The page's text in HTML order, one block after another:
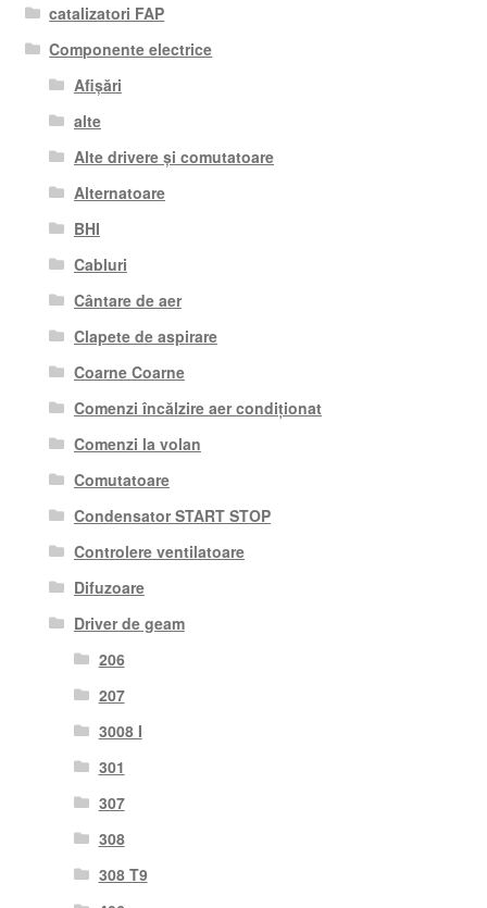
catalizatori FAP
Componente electrice
Afișări
alte
Alte drivere și comutatoare
Alternatoare
BHI
Cabluri
Cântare de aer
Clapete de aspirare
Coarne Coarne
Comenzi încălzire aer condiționat
Comenzi la volan
Comutatoare
Condensator START STOP
Controlere ventilatoare
Difuzoare
Driver de geam
206
207
3008 I
301
307
308
308 T9